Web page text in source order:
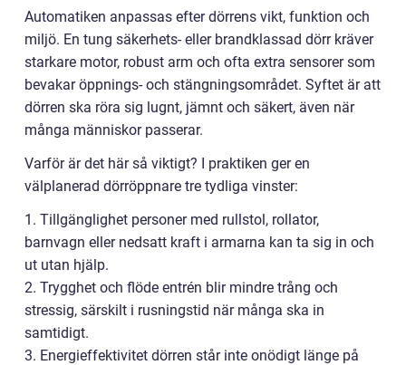
Automatiken anpassas efter dörrens vikt, funktion och
miljö. En tung säkerhets- eller brandklassad dörr kräver
starkare motor, robust arm och ofta extra sensorer som
bevakar öppnings- och stängningsområdet. Syftet är att
dörren ska röra sig lugnt, jämnt och säkert, även när
många människor passerar.
Varför är det här så viktigt? I praktiken ger en
välplanerad dörröppnare tre tydliga vinster:
1. Tillgänglighet personer med rullstol, rollator,
barnvagn eller nedsatt kraft i armarna kan ta sig in och
ut utan hjälp.
2. Trygghet och flöde entrén blir mindre trång och
stressig, särskilt i rusningstid när många ska in
samtidigt.
3. Energieffektivitet dörren står inte onödigt länge på